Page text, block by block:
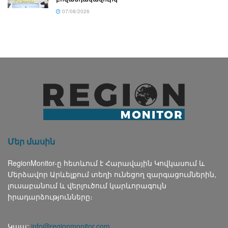
07/08/2026
Մեր մասին
RegionMonitor-ը հետևում է Հարավային Կովկասում և
Մերձավոր Արևելքում տեղի ունեցող զարգացումներին,
լուսաբանում և վերլուծում կարևորագույն
իրադարձությունները։